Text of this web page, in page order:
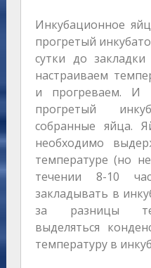
Инкубационное
прогретый
сутки до
настраиваем
и прогреваем. И
прогретый
собранные яйца.
необходимо
температуре (но
течении 8-10
закладывать в
за разницы
выделяться
температуру в